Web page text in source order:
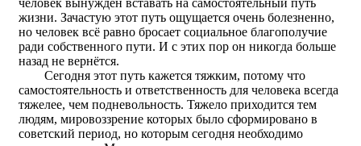
человек вынужден вставать на самостоятельный путь
жизни. Зачастую этот путь ощущается очень болезненно,
но человек всё равно бросает социальное благополучие
ради собственного пути. И с этих пор он никогда больше
назад не вернётся.
Сегодня этот путь кажется тяжким, потому что
самостоятельность и ответственность для человека всегда
тяжелее, чем подневольность. Тяжело приходится тем
людям, мировоззрение которых было сформировано в
советский период, но которым сегодня необходимо